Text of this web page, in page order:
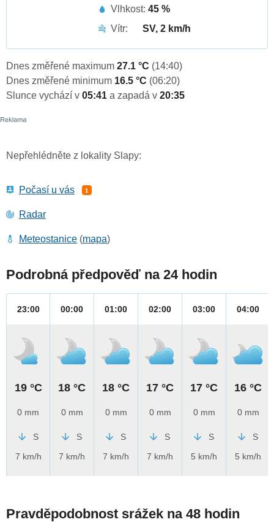
Vlhkost: 45 %
Vítr:
SV, 2 km/h
Dnes změřené maximum 27.1 °C (14:40)
Dnes změřené minimum 16.5 °C (06:20)
Slunce vychází v 05:41 a zapadá v 20:35
Nepřehlédněte z lokality Slapy:
Počasí u vás 1
Radar
Meteostanice (mapa)
Podrobná předpověď na 24 hodin
23:00
19 °C
0 mm
S
7 km/h
00:00
18 °C
0 mm
S
7 km/h
01:00
18 °C
0 mm
S
7 km/h
02:00
17 °C
0 mm
S
7 km/h
03:00
17 °C
0 mm
S
5 km/h
04:00
16 °C
0 mm
S
5 km/h
Pravděpodobnost srážek na 48 hodin